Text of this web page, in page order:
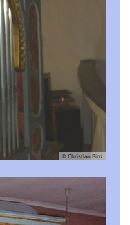
© Christian Binz